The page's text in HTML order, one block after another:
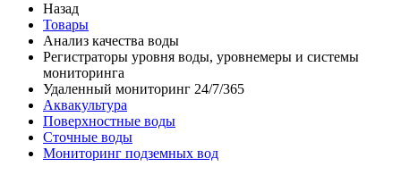
Назад
Товары
Анализ качества воды
Регистраторы уровня воды, уровнемеры и системы
мониторинга
Удаленный мониторинг 24/7/365
Аквакультура
Поверхностные воды
Сточные воды
Мониторинг подземных вод